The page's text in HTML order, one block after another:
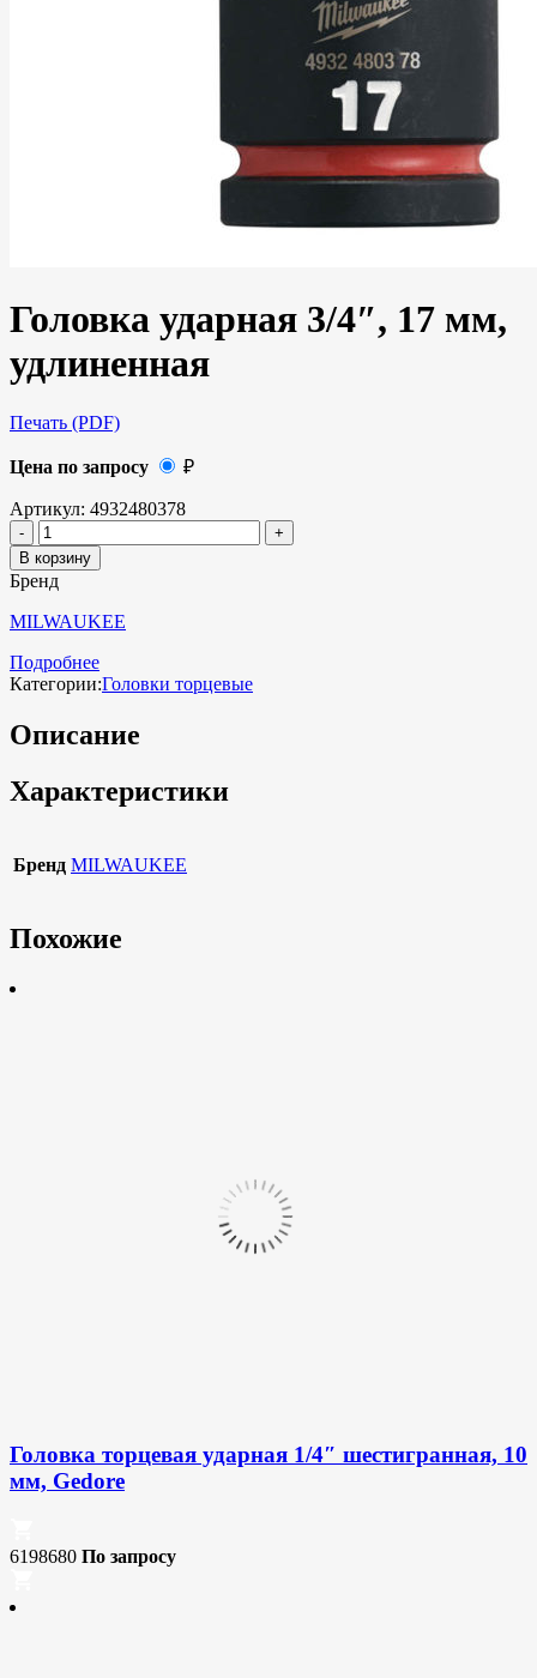
Головка ударная 3/4″, 17 мм,
удлиненная
Печать (PDF)
Цена по запросу ₽
Артикул: 4932480378
В корзину
Бренд
MILWAUKEE
Подробнее
Категории:Головки торцевые
Описание
Характеристики
Бренд MILWAUKEE
Похожие
Головка торцевая ударная 1/4″ шестигранная, 10
мм, Gedore
6198680 По запросу